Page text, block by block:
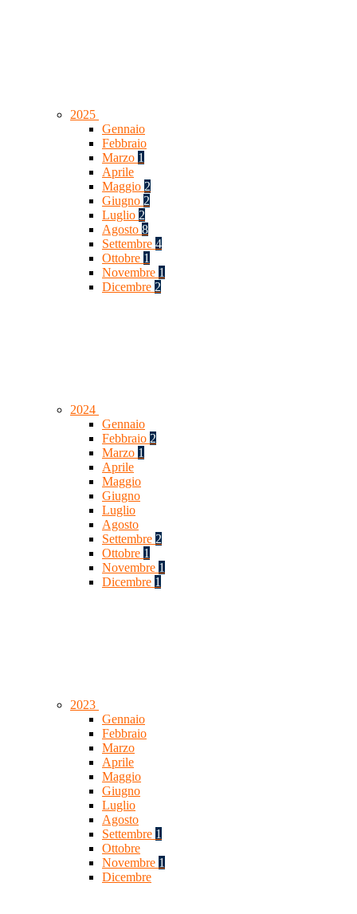
2025
Gennaio
Febbraio
Marzo 1
Aprile
Maggio 2
Giugno 2
Luglio 2
Agosto 8
Settembre 4
Ottobre 1
Novembre 1
Dicembre 2
2024
Gennaio
Febbraio 2
Marzo 1
Aprile
Maggio
Giugno
Luglio
Agosto
Settembre 2
Ottobre 1
Novembre 1
Dicembre 1
2023
Gennaio
Febbraio
Marzo
Aprile
Maggio
Giugno
Luglio
Agosto
Settembre 1
Ottobre
Novembre 1
Dicembre